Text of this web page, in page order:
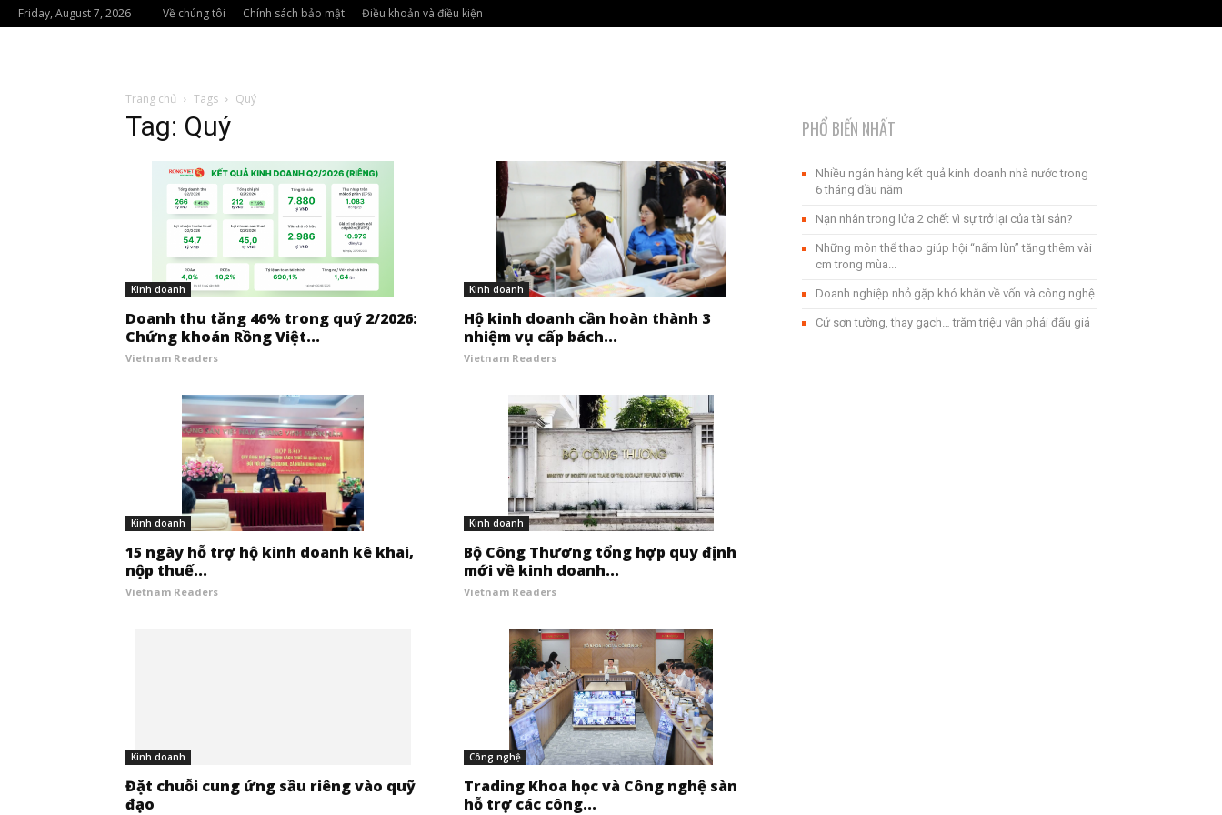
Friday, August 7, 2026 Về chúng tôi Chính sách bảo mật Điều khoản và điều kiện
Trang chủ Tags Quý
Tag: Quý
Kinh doanh
Doanh thu tăng 46% trong quý 2/2026:
Chứng khoán Rồng Việt...
Vietnam Readers
Kinh doanh
Hộ kinh doanh cần hoàn thành 3
nhiệm vụ cấp bách...
Vietnam Readers
Kinh doanh
15 ngày hỗ trợ hộ kinh doanh kê khai,
nộp thuế...
Vietnam Readers
Kinh doanh
Bộ Công Thương tổng hợp quy định
mới về kinh doanh...
Vietnam Readers
Kinh doanh
Đặt chuỗi cung ứng sầu riêng vào quỹ
đạo
Công nghệ
Trading Khoa học và Công nghệ sàn
hỗ trợ các công...
PHỔ BIẾN NHẤT
Nhiều ngân hàng kết quả kinh doanh nhà nước trong
6 tháng đầu năm
Nạn nhân trong lửa 2 chết vì sự trở lại của tài sản?
Những môn thể thao giúp hội “nấm lùn” tăng thêm vài
cm trong mùa...
Doanh nghiệp nhỏ gặp khó khăn về vốn và công nghệ
Cứ sơn tường, thay gạch… trăm triệu vẫn phải đấu giá